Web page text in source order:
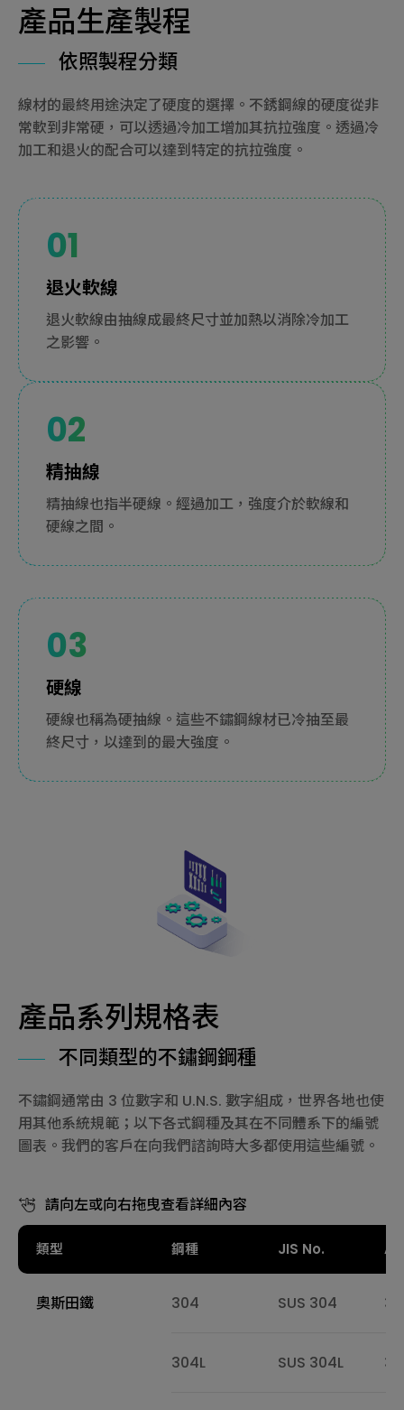
產品生產製程
依照製程分類
線材的最終用途決定了硬度的選擇。不銹鋼線的硬度從非
常軟到非常硬，可以透過冷加工增加其抗拉強度。透過冷
加工和退火的配合可以達到特定的抗拉強度。
退火軟線
退火軟線由抽線成最終尺寸並加熱以消除冷加工
之影響。
精抽線
精抽線也指半硬線。經過加工，強度介於軟線和
硬線之間。
硬線
硬線也稱為硬抽線。這些不鏽鋼線材已冷抽至最
終尺寸，以達到的最大強度。
產品系列規格表
不同類型的不鏽鋼鋼種
不鏽鋼通常由 3 位數字和 U.N.S. 數字組成，世界各地也使
用其他系統規範；以下各式鋼種及其在不同體系下的編號
圖表。我們的客戶在向我們諮詢時大多都使用這些編號。
請向左或向右拖曳查看詳細內容
類型 鋼種 JIS No.
奧斯田鐵 304 SUS 304
304L SUS 304L